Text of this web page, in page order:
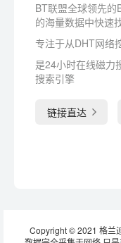
BT联盟全球领先
的海量数据中快速
专注于从DHT网络
是24小时在线磁力
搜索引擎
链接直达
Copyright © 2021 格兰